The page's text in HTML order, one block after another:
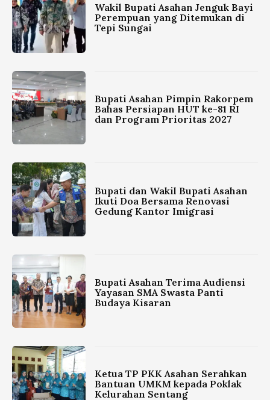
Wakil Bupati Asahan Jenguk Bayi
Perempuan yang Ditemukan di
Tepi Sungai
Bupati Asahan Pimpin Rakorpem
Bahas Persiapan HUT ke-81 RI
dan Program Prioritas 2027
Bupati dan Wakil Bupati Asahan
Ikuti Doa Bersama Renovasi
Gedung Kantor Imigrasi
Bupati Asahan Terima Audiensi
Yayasan SMA Swasta Panti
Budaya Kisaran
Ketua TP PKK Asahan Serahkan
Bantuan UMKM kepada Poklak
Kelurahan Sentang